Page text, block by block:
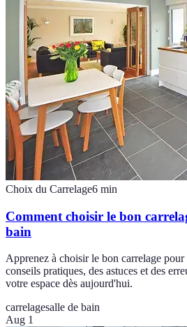
Choix du Carrelage6 min
Comment choisir le bon
bain
Apprenez à choisir le bon carrelage
conseils pratiques, des astuces et des
votre espace dès aujourd'hui.
carrelagesalle de bain
Aug 1